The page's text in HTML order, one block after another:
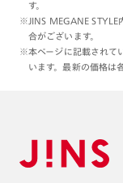
す。
※JINS MEGANE STYLE
合がございます。
※本ページに記載されて
います。最新の価格は